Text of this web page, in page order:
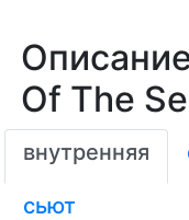
Of The
внутренняя
сьют